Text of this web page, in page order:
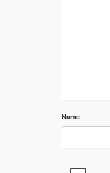
Name